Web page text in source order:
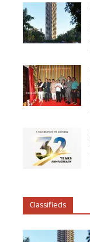
Classifieds